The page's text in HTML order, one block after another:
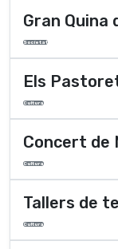
Gran Quina
Societat
Els
Cultura
Concert de
Cultura
Tallers de
Cultura